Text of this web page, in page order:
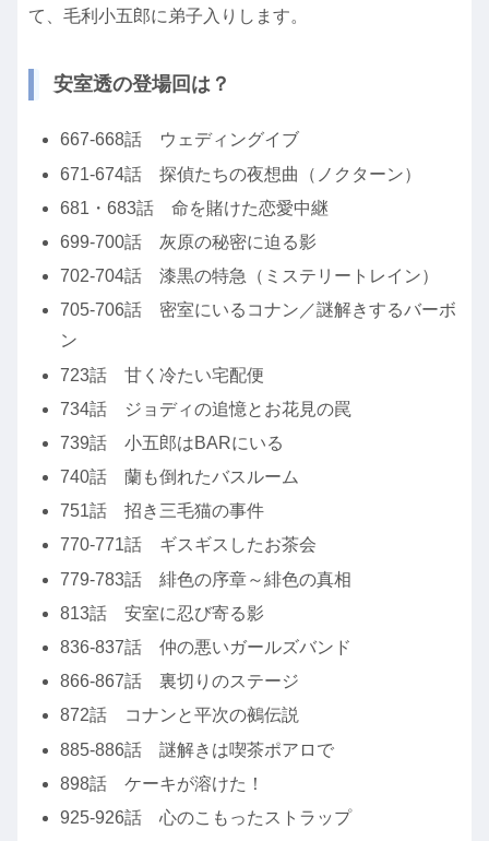
て、毛利小五郎に弟子入りします。
安室透の登場回は？
667-668話 ウェディングイブ
671-674話 探偵たちの夜想曲（ノクターン）
681・683話 命を賭けた恋愛中継
699-700話 灰原の秘密に迫る影
702-704話 漆黒の特急（ミステリートレイン）
705-706話 密室にいるコナン／謎解きするバーボ
ン
723話 甘く冷たい宅配便
734話 ジョディの追憶とお花見の罠
739話 小五郎はBARにいる
740話 蘭も倒れたバスルーム
751話 招き三毛猫の事件
770-771話 ギスギスしたお茶会
779-783話 緋色の序章～緋色の真相
813話 安室に忍び寄る影
836-837話 仲の悪いガールズバンド
866-867話 裏切りのステージ
872話 コナンと平次の鵺伝説
885-886話 謎解きは喫茶ポアロで
898話 ケーキが溶けた！
925-926話 心のこもったストラップ